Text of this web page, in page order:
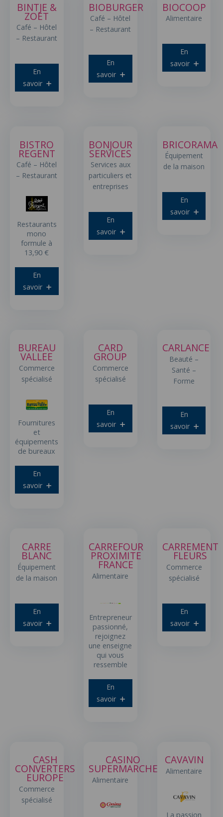
BINTJE &
ZOET
Café – Hôtel
– Restaurant
En
savoir
BIOBURGER
Café – Hôtel
– Restaurant
En
savoir
BIOCOOP
Alimentaire
En
savoir
BISTRO
REGENT
Café – Hôtel
– Restaurant
Restaurants
mono
formule à
13,90 €
En
savoir
BONJOUR
SERVICES
Services aux
particuliers et
entreprises
En
savoir
BRICORAMA
Équipement
de la maison
En
savoir
BUREAU
VALLEE
Commerce
spécialisé
Fournitures
et
équipements
de bureaux
En
savoir
CARD
GROUP
Commerce
spécialisé
En
savoir
CARLANCE
Beauté –
Santé –
Forme
En
savoir
CARRE
BLANC
Équipement
de la maison
En
savoir
CARREFOUR
PROXIMITE
FRANCE
Alimentaire
Entrepreneur
passionné,
rejoignez
une enseigne
qui vous
ressemble
En
savoir
CARREMENT
FLEURS
Commerce
spécialisé
En
savoir
CASH
CONVERTERS
EUROPE
Commerce
spécialisé
CASINO
SUPERMARCHE
Alimentaire
CAVAVIN
Alimentaire
La passion